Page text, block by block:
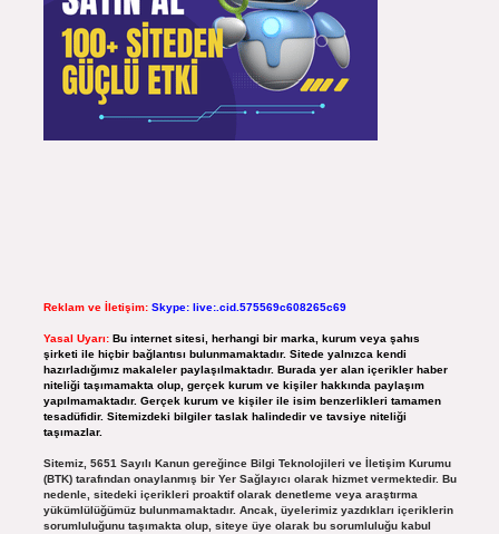
Reklam ve İletişim: Skype: live:.cid.575569c608265c69
Yasal Uyarı: Bu internet sitesi, herhangi bir marka, kurum veya şahıs
şirketi ile hiçbir bağlantısı bulunmamaktadır. Sitede yalnızca kendi
hazırladığımız makaleler paylaşılmaktadır. Burada yer alan içerikler haber
niteliği taşımamakta olup, gerçek kurum ve kişiler hakkında paylaşım
yapılmamaktadır. Gerçek kurum ve kişiler ile isim benzerlikleri tamamen
tesadüfidir. Sitemizdeki bilgiler taslak halindedir ve tavsiye niteliği
taşımazlar.
Sitemiz, 5651 Sayılı Kanun gereğince Bilgi Teknolojileri ve İletişim Kurumu
(BTK) tarafından onaylanmış bir Yer Sağlayıcı olarak hizmet vermektedir. Bu
nedenle, sitedeki içerikleri proaktif olarak denetleme veya araştırma
yükümlülüğümüz bulunmamaktadır. Ancak, üyelerimiz yazdıkları içeriklerin
sorumluluğunu taşımakta olup, siteye üye olarak bu sorumluluğu kabul